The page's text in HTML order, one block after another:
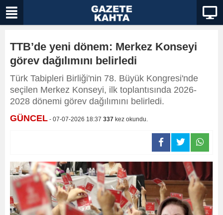
TTB’de yeni dönem: Merkez Konseyi
görev dağılımını belirledi
Türk Tabipleri Birliği'nin 78. Büyük Kongresi'nde
seçilen Merkez Konseyi, ilk toplantısında 2026-
2028 dönemi görev dağılımını belirledi.
GÜNCEL - 07-07-2026 18:37 337 kez okundu.